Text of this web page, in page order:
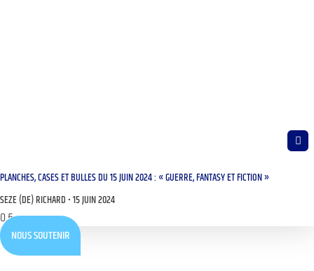
PLANCHES, CASES ET BULLES DU 15 JUIN 2024 : « GUERRE, FANTASY ET FICTION »
SEZE (DE) RICHARD 15 JUIN 2024
NOUS SOUTENIR